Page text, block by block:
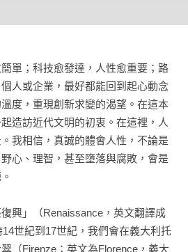
座教授〉
〉
政院副院長〉
，劉教授在翡冷翠三個月的實地觀
和觸媒而已；真正能讓這本書寫得
力。否則像一般遊客，即使停留一
、米開朗基羅和拉斐爾這些大師所
更不會因此提出「王道經營會計
；科技愈發達，人性愈重要；路
人或企業，最好都能回到起心動念
度，重現創新求變的渴望。在這本
造訪近代文明的初衷。在這裡，人
我相信，真誠的體會人性，不論是
心、理智，甚至墮落與腐敗，會是
」（Renaissance，英文翻譯成
世紀到17世紀，我們會在義大利托
（Firenze；英文為Florence，義大